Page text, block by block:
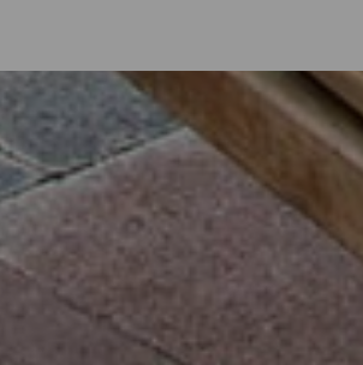
leiligheter...
ved sjøen eller et pittoresk hotell omgitt
på sine drøyt 700 kvadratkilometer. I
batteriene etter en dag på øya eller for å